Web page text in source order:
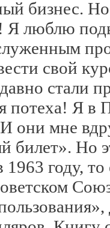
бизнес.
Я люблю
свой
стали
потеха! Я в
они мне
билет». Но
году, то